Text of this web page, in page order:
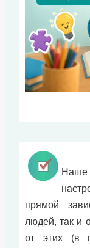
Наше
прямой
людей, так и
от этих (в